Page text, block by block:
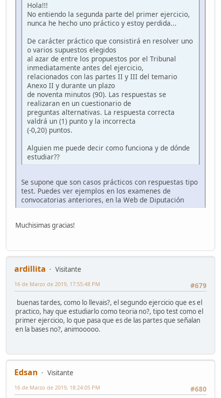
Hola!!!
No entiendo la segunda parte del primer ejercicio,
nunca he hecho uno práctico y estoy perdida...
De carácter práctico que consistirá en resolver uno
o varios supuestos elegidos
al azar de entre los propuestos por el Tribunal
inmediatamente antes del ejercicio,
relacionados con las partes II y III del temario
Anexo II y durante un plazo
de noventa minutos (90). Las respuestas se
realizaran en un cuestionario de
preguntas alternativas. La respuesta correcta
valdrá un (1) punto y la incorrecta
(-0,20) puntos.
Alguien me puede decir como funciona y de dónde
estudiar??
Se supone que son casos prácticos con respuestas tipo
test. Puedes ver ejemplos en los examenes de
convocatorias anteriores, en la Web de Diputación
Muchisimas gracias!
ardillita
Visitante
#679
16 de Marzo de 2019, 17:55:48 PM
buenas tardes, como lo llevais?, el segundo ejercicio que es el
practico, hay que estudiarlo como teoria no?, tipo test como el
primer ejercicio, lo que pasa que es de las partes que señalan
en la bases no?, animooooo.
Edsan
Visitante
#680
16 de Marzo de 2019, 18:24:05 PM